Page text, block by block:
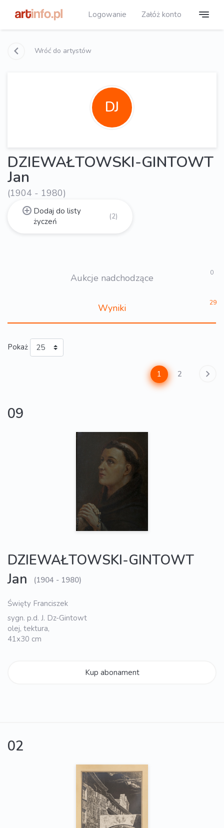
Logowanie Załóż konto
Wróć do artystów
DJ
DZIEWAŁTOWSKI-GINTOWT
Jan
(1904 - 1980)
Dodaj do listy
życzeń
(2)
Aukcje nadchodzące 0
Wyniki 29
Pokaż
1 2
09
DZIEWAŁTOWSKI-GINTOWT
Jan
(1904 - 1980)
Święty Franciszek
sygn. p.d. J. Dz-Gintowt
olej, tektura,
41x30 cm
Kup abonament
02